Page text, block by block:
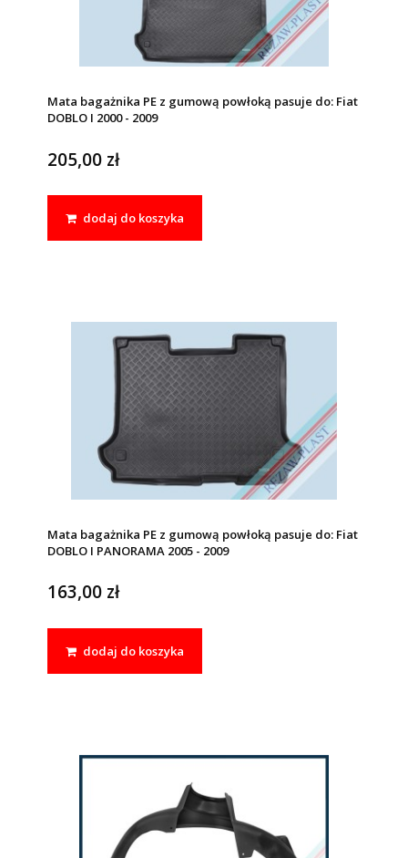
Mata bagażnika PE z gumową powłoką pasuje do: Fiat
DOBLO I 2000 - 2009
205,00 zł
dodaj do koszyka
Mata bagażnika PE z gumową powłoką pasuje do: Fiat
DOBLO I PANORAMA 2005 - 2009
163,00 zł
dodaj do koszyka